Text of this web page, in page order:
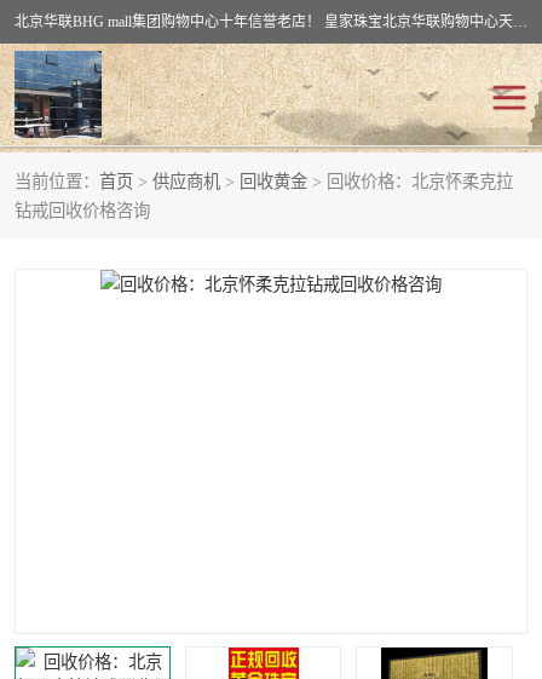
北京华联BHG mall集团购物中心十年信誉老店！ 皇家珠宝北京华联购物中心天时名苑店竭诚欢迎您。 北京市通州区（八通线）通州北苑地铁华联购物中心一层皇家珠宝 北京皇家珠宝通州黄金回收黄金首饰加工店（八通线: 通州北苑地铁华联店）：通州区通州北苑地铁华联购物中心一层皇家珠宝。
当前位置： 首页 > 供应商机 > 回收黄金 > 回收价格：北京怀柔克拉
钻戒回收价格咨询
回收黄金
回收钯金 回收钻石